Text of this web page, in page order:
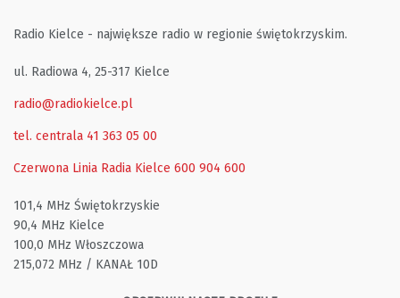
Radio Kielce - największe radio w regionie świętokrzyskim.
ul. Radiowa 4, 25-317 Kielce
radio@radiokielce.pl
tel. centrala 41 363 05 00
Czerwona Linia Radia Kielce 600 904 600
101,4 MHz Świętokrzyskie
90,4 MHz Kielce
100,0 MHz Włoszczowa
215,072 MHz / KANAŁ 10D